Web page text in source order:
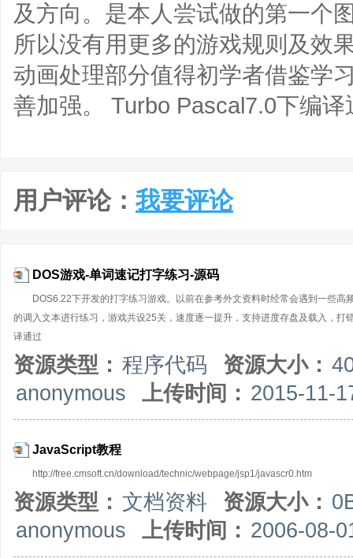
及方向。是本人尝试做的第一个
所以没有用更多的游戏规则及效
动画处理部分值得初学者借鉴学
善加强。 Turbo Pascal7.0下编译
用户评论： 我要评论
DOS游戏-单词速记打字练习-源码
DOS6.22下开发的打字练习游戏。以前在参考外文资料时经常会遇到一些
的调入文本进行练习，游戏共设25关，速度逐一提升，支持进度存盘及载入，
译通过
资源类型： 程序代码 资源大小：
anonymous
上传时间： 2015-11-
JavaScript教程
http://free.cmsoft.cn/download/technic/webpage/jsp1/javascr0.htm
资源类型： 文档资料 资源大小：
anonymous
上传时间： 2006-08-